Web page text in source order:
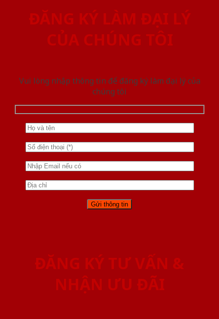
ĐĂNG KÝ LÀM ĐẠI LÝ
CỦA CHÚNG TÔI
Vui lòng nhập thông tin để đăng ký làm đại lý của
chúng tôi
ĐĂNG KÝ TƯ VẤN &
NHẬN ƯU ĐÃI